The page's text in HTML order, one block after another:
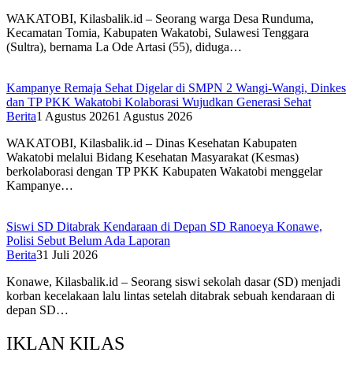
WAKATOBI, Kilasbalik.id – Seorang warga Desa Runduma,
Kecamatan Tomia, Kabupaten Wakatobi, Sulawesi Tenggara
(Sultra), bernama La Ode Artasi (55), diduga…
Kampanye Remaja Sehat Digelar di SMPN 2 Wangi-Wangi, Dinkes
dan TP PKK Wakatobi Kolaborasi Wujudkan Generasi Sehat
Berita1 Agustus 20261 Agustus 2026
WAKATOBI, Kilasbalik.id – Dinas Kesehatan Kabupaten
Wakatobi melalui Bidang Kesehatan Masyarakat (Kesmas)
berkolaborasi dengan TP PKK Kabupaten Wakatobi menggelar
Kampanye…
Siswi SD Ditabrak Kendaraan di Depan SD Ranoeya Konawe,
Polisi Sebut Belum Ada Laporan
Berita31 Juli 2026
Konawe, Kilasbalik.id – Seorang siswi sekolah dasar (SD) menjadi
korban kecelakaan lalu lintas setelah ditabrak sebuah kendaraan di
depan SD…
IKLAN KILAS